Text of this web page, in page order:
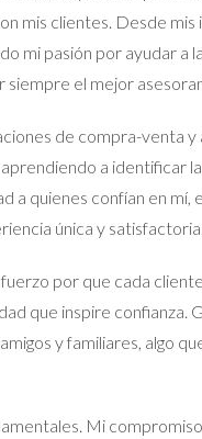
recuperándolo según lo
incluir detalles sobre
para
mis clientes. Desde mis
mi pasión por ayudar a
el mejor
de compra-venta y
a identificar
a quienes confían en mí,
única y satisfactoria.
por que cada
que inspire confianza.
y familiares, algo
Mi